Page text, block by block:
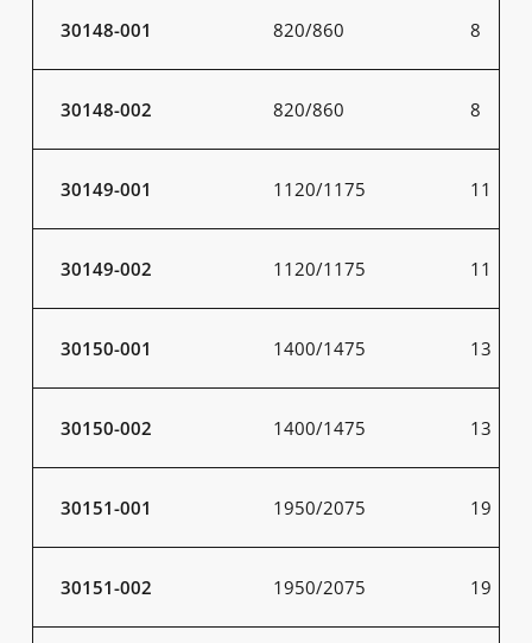
30148-001 820/860 8
30148-002 820/860 8
30149-001 1120/1175 11
30149-002 1120/1175 11
30150-001 1400/1475 13
30150-002 1400/1475 13
30151-001 1950/2075 19
30151-002 1950/2075 19